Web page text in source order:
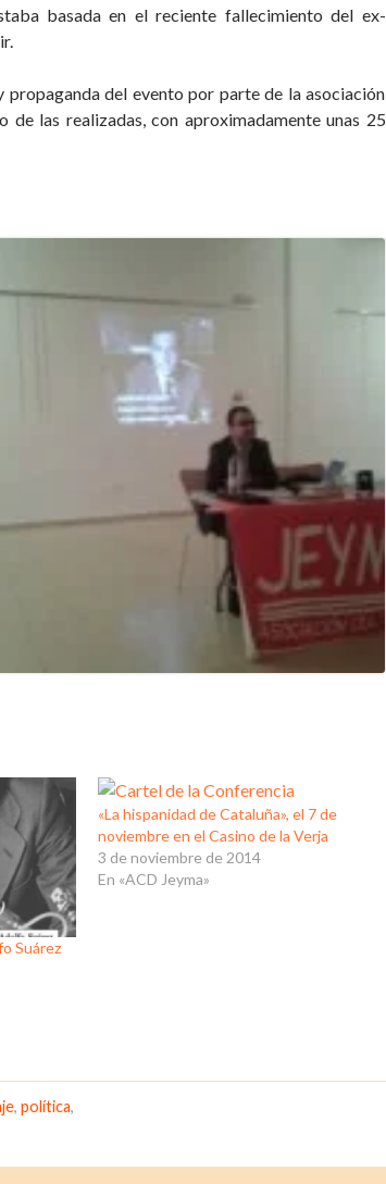
basada en el reciente fallecimiento del ex-
del evento por parte de la asociación
las realizadas, con aproximadamente unas 25
Suárez
«La hispanidad de Cataluña», el 7 de
noviembre en el Casino de la Verja
3 de noviembre de 2014
En «ACD Jeyma»
, política,